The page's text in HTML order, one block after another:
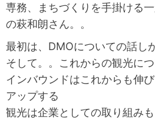
専務、まちづくりを手掛ける
の萩和朗さん。。
最初は、DMOについての話し
そして。。これからの観光につ
インバウンドはこれからも伸
アップする
観光は企業としての取り組み